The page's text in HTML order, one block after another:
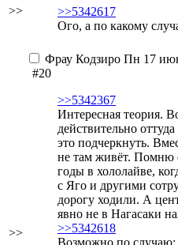
>>
>>5342617
Ого, а по какому
>>
Фрау Кодзиро Пн 17
#20
>>5342367
Интересная теория.
действительно
это подчеркнуть.
не там живёт. Помню
годы в хололайве,
с Яго и другими
дорогу ходили. А
явно не в Нагасаки
>>5342618
Возможно по случаю: